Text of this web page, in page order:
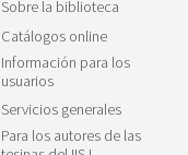
Sobre la biblioteca
Catálogos online
Información para los
usuarios
Servicios generales
Para los autores de las